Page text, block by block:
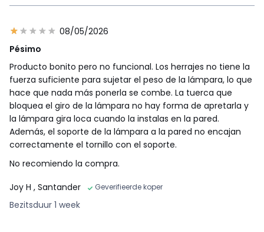
08/05/2026
Pésimo
Producto bonito pero no funcional. Los herrajes no tiene la
fuerza suficiente para sujetar el peso de la lámpara, lo que
hace que nada más ponerla se combe. La tuerca que
bloquea el giro de la lámpara no hay forma de apretarla y
la lámpara gira loca cuando la instalas en la pared.
Además, el soporte de la lámpara a la pared no encajan
correctamente el tornillo con el soporte.
No recomiendo la compra.
Joy H , Santander Geverifieerde koper
Bezitsduur 1 week